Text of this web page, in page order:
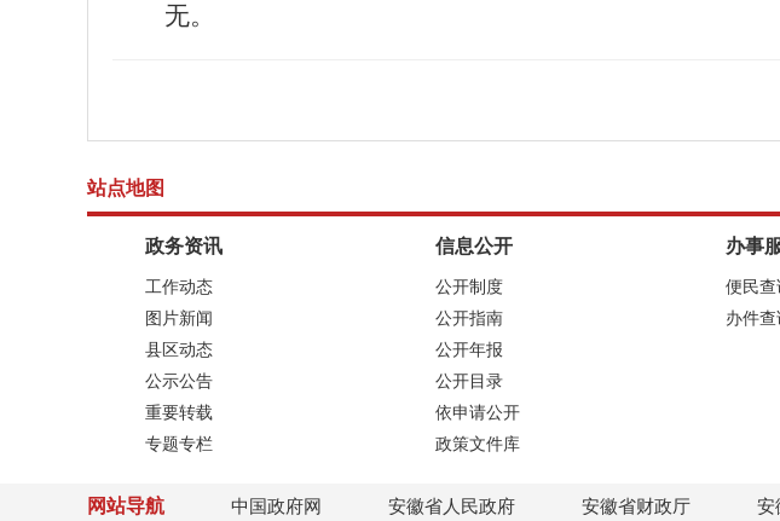
无。
站点地图
政务资讯
工作动态
图片新闻
县区动态
公示公告
重要转载
专题专栏
信息公开
公开制度
公开指南
公开年报
公开目录
依申请公开
政策文件库
办事
便民查
办件查
网站导航 中国政府网 安徽省人民政府 安徽省财政厅 安